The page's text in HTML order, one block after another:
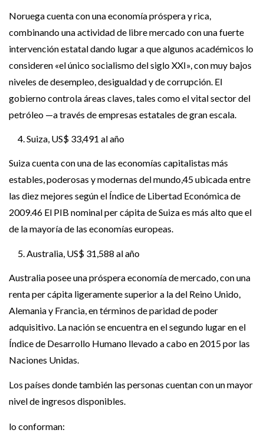
Noruega cuenta con una economía próspera y rica,
combinando una actividad de libre mercado con una fuerte
intervención estatal dando lugar a que algunos académicos lo
consideren «el único socialismo del siglo XXI», con muy bajos
niveles de desempleo, desigualdad y de corrupción. El
gobierno controla áreas claves, tales como el vital sector del
petróleo —a través de empresas estatales de gran escala.
Suiza, US$ 33,491 al año
Suiza cuenta con una de las economías capitalistas más
estables, poderosas y modernas del mundo,45 ubicada entre
las diez mejores según el Índice de Libertad Económica de
2009.46 El PIB nominal per cápita de Suiza es más alto que el
de la mayoría de las economías europeas.
Australia, US$ 31,588 al año
Australia posee una próspera economía de mercado, con una
renta per cápita ligeramente superior a la del Reino Unido,
Alemania y Francia, en términos de paridad de poder
adquisitivo. La nación se encuentra en el segundo lugar en el
Índice de Desarrollo Humano llevado a cabo en 2015 por las
Naciones Unidas.
Los países donde también las personas cuentan con un mayor
nivel de ingresos disponibles.
lo conforman: